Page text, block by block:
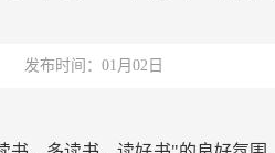
发布时间：01月02日